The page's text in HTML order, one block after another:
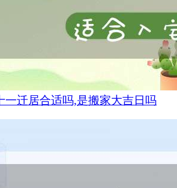
一迁居合适吗,是搬家大吉日吗